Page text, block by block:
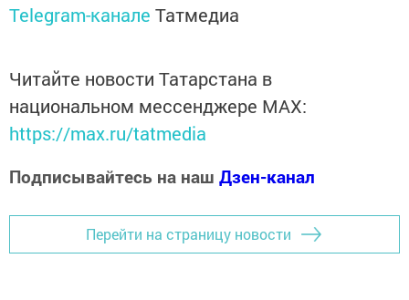
Telegram-канале Татмедиа
Читайте новости Татарстана в
национальном мессенджере MАХ:
https://max.ru/tatmedia
Подписывайтесь на наш Дзен-канал
Перейти на страницу новости